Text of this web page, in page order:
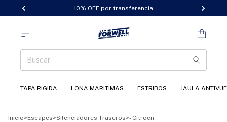
10% OFF por transferencia
TAPA RIGIDA LONA MARITIMAS ESTRIBOS JAULA
Inicio>Escapes>Silenciadores Traseros>- Citroen